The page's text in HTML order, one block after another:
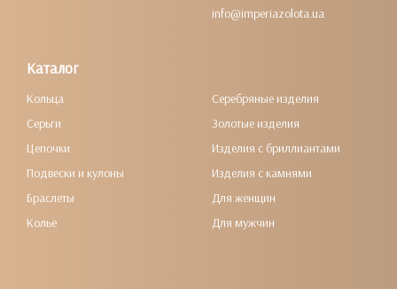
info@imperiazolota.ua
Каталог
Кольца
Серьги
Цепочки
Подвески и кулоны
Браслеты
Колье
Серебряные изделия
Золотые изделия
Изделия с бриллиантами
Изделия с камнями
Для женщин
Для мужчин